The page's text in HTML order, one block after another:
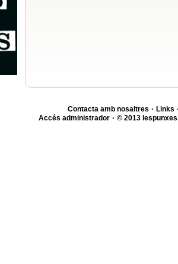
Contacta amb nosaltres · Links
Accés administrador · © 2013